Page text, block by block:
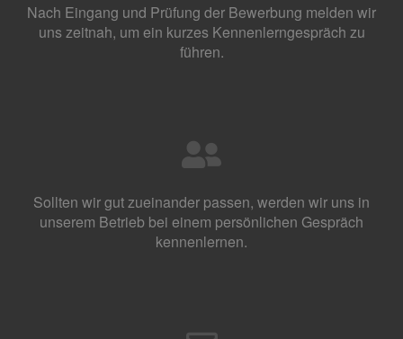
Nach Eingang und Prüfung der Bewerbung melden wir
uns zeitnah, um ein kurzes Kennenlerngespräch zu
führen.
Sollten wir gut zueinander passen, werden wir uns in
unserem Betrieb bei einem persönlichen Gespräch
kennenlernen.